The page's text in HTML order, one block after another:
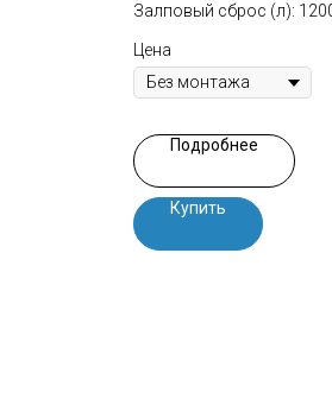
Залповый сброс (л):
Цена
Подробнее
Купить